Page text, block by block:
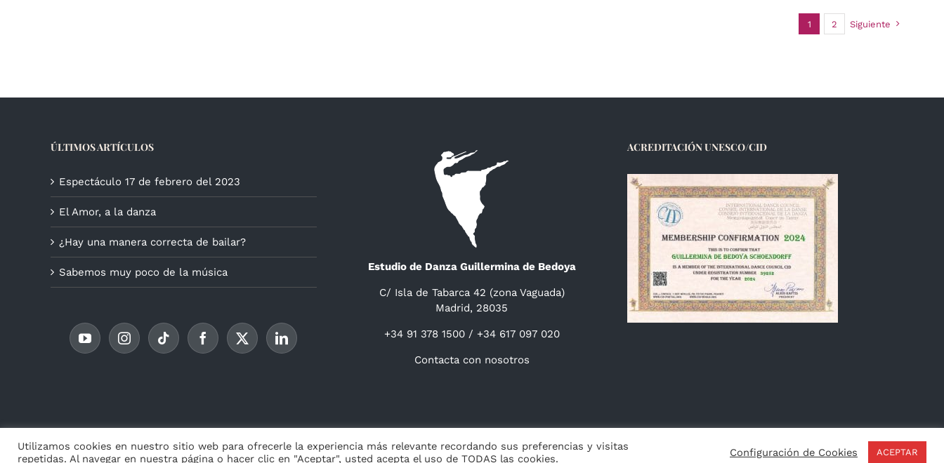
1 2 Siguiente
ÚLTIMOS ARTÍCULOS
Espectáculo 17 de febrero del 2023
El Amor, a la danza
¿Hay una manera correcta de bailar?
Sabemos muy poco de la música Estudio de Danza Guillermina de Bedoya
C/ Isla de Tabarca 42 (zona Vaguada)
Madrid, 28035
+34 91 378 1500 / +34 617 097 020
Contacta con nosotros
ACREDITACIÓN UNESCO/CID
Utilizamos cookies en nuestro sitio web para ofrecerle la experiencia más relevante recordando sus preferencias y visitas
repetidas. Al navegar en nuestra página o hacer clic en "Aceptar", usted acepta el uso de TODAS las cookies.
Configuración de Cookies ACEPTAR